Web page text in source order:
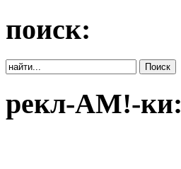
поиск:
рекл-АМ!-ки: